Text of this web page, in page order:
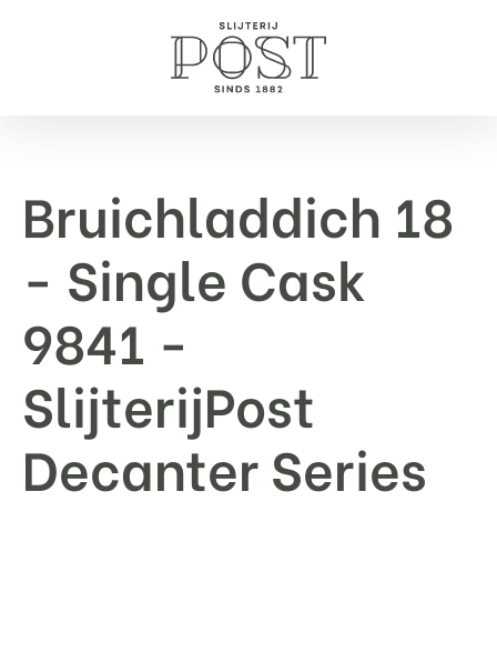
Bruichladdich 18
- Single Cask
9841 -
SlijterijPost
Decanter Series